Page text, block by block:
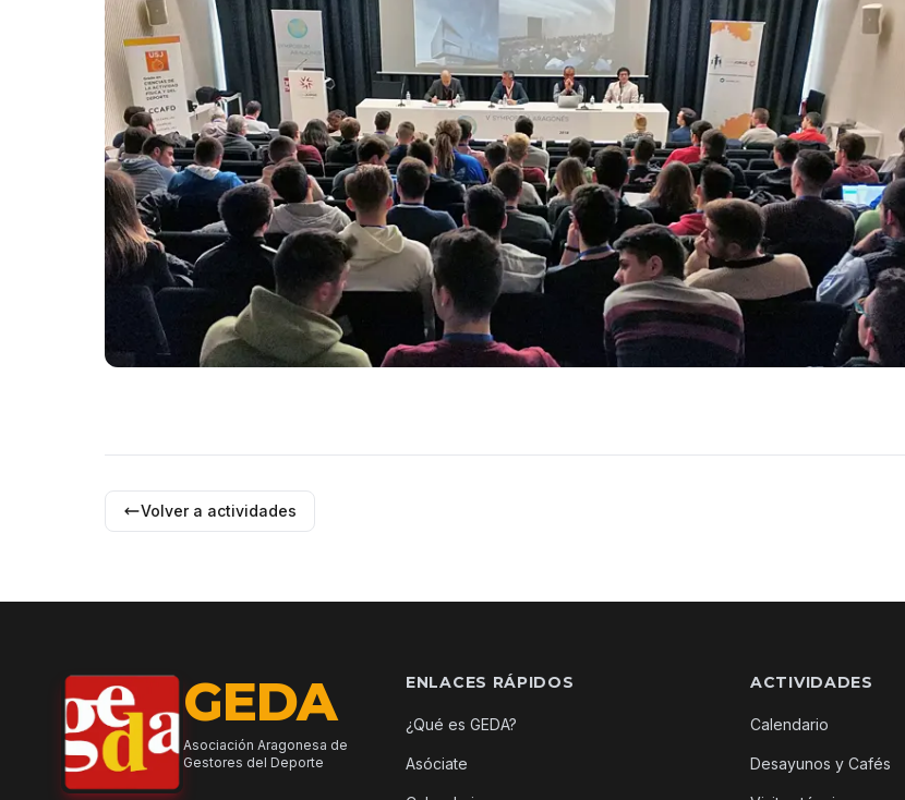
Volver a actividades
GEDA
Asociación Aragonesa de
Gestores del Deporte
ENLACES RÁPIDOS
¿Qué es GEDA?
Asóciate
ACTIVIDADES
Calendario
Desayunos y Cafés